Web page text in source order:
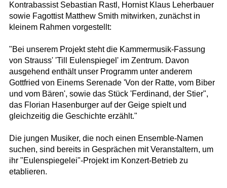
Kontrabassist Sebastian Rastl, Hornist Klaus Leherbauer
sowie Fagottist Matthew Smith mitwirken, zunächst in
kleinem Rahmen vorgestellt:
"Bei unserem Projekt steht die Kammermusik-Fassung
von Strauss' 'Till Eulenspiegel' im Zentrum. Davon
ausgehend enthält unser Programm unter anderem
Gottfried von Einems Serenade 'Von der Ratte, vom Biber
und vom Bären', sowie das Stück 'Ferdinand, der Stier",
das Florian Hasenburger auf der Geige spielt und
gleichzeitig die Geschichte erzählt."
Die jungen Musiker, die noch einen Ensemble-Namen
suchen, sind bereits in Gesprächen mit Veranstaltern, um
ihr "Eulenspiegelei"-Projekt im Konzert-Betrieb zu
etablieren.